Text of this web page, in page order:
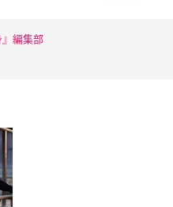
』編集部